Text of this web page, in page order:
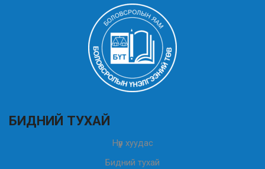
БИДНИЙ ТУХАЙ
Нүүр хуудас
Бидний тухай